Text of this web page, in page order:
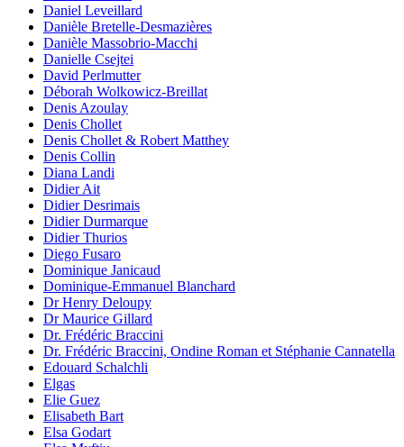
Daniel Leveillard
Danièle Bretelle-Desmazières
Danièle Massobrio-Macchi
Danielle Csejtei
David Perlmutter
Déborah Wolkowicz-Breillat
Denis Azoulay
Denis Chollet
Denis Chollet & Robert Matthey
Denis Collin
Diana Landi
Didier Ait
Didier Desrimais
Didier Durmarque
Didier Thurios
Diego Fusaro
Dominique Janicaud
Dominique-Emmanuel Blanchard
Dr Henry Deloupy
Dr Maurice Gillard
Dr. Frédéric Braccini
Dr. Frédéric Braccini, Ondine Roman et Stéphanie Cannatella
Edouard Schalchli
Elgas
Elie Guez
Elisabeth Bart
Elsa Godart